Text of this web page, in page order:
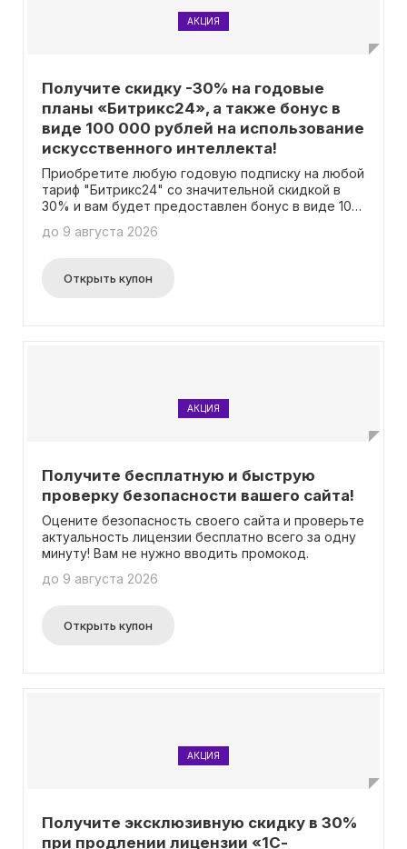
АКЦИЯ
Получите скидку -30% на годовые
планы «Битрикс24», а также бонус в
виде 100 000 рублей на использование
искусственного интеллекта!
Приобретите любую годовую подписку на любой
тариф "Битрикс24" со значительной скидкой в
30% и вам будет предоставлен бонус в виде 100
интеллекта! Более подробную информацию об
Важно отметить, что нет необходимости
вводить промокод при оформлении покупки.
до 9 августа 2026
Открыть купон
АКЦИЯ
Получите бесплатную и быструю
проверку безопасности вашего сайта!
Оцените безопасность своего сайта и проверьте
актуальность лицензии бесплатно всего за одну
минуту! Вам не нужно вводить промокод.
до 9 августа 2026
Открыть купон
АКЦИЯ
Получите эксклюзивную скидку в 30%
при продлении лицензии «1С-